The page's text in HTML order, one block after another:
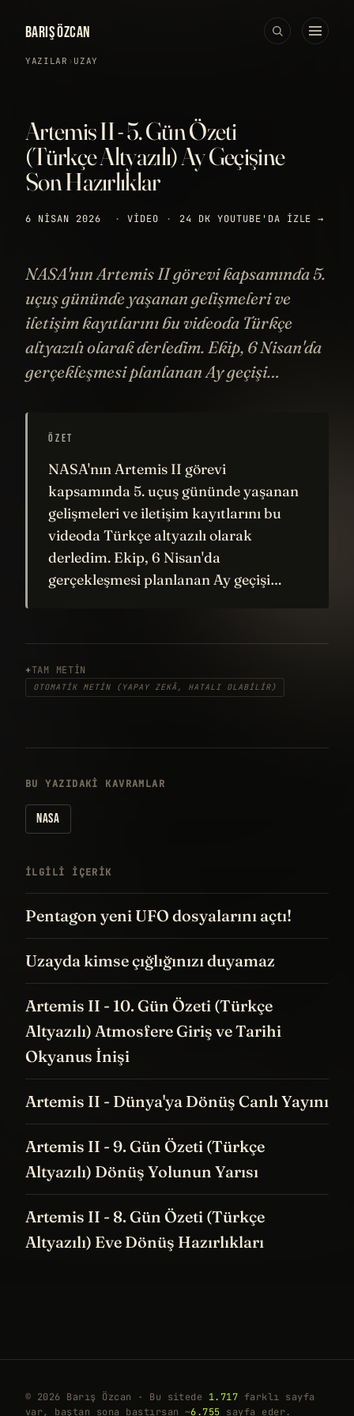
BARIŞ ÖZCAN
YAZILAR › UZAY
Artemis II - 5. Gün Özeti
(Türkçe Altyazılı) Ay Geçişine
Son Hazırlıklar
6 NISAN 2026 · VIDEO · 24 DK YOUTUBE'DA IZLE →
NASA'nın Artemis II görevi kapsamında 5.
uçuş gününde yaşanan gelişmeleri ve
iletişim kayıtlarını bu videoda Türkçe
altyazılı olarak derledim. Ekip, 6 Nisan'da
gerçekleşmesi planlanan Ay geçişi…
ÖZET
NASA'nın Artemis II görevi
kapsamında 5. uçuş gününde yaşanan
gelişmeleri ve iletişim kayıtlarını bu
videoda Türkçe altyazılı olarak
derledim. Ekip, 6 Nisan'da
gerçekleşmesi planlanan Ay geçişi…
TAM METIN
OTOMATIK METIN (YAPAY ZEKÂ, HATALI OLABILIR)
BU YAZIDAKI KAVRAMLAR
NASA
İLGILI IÇERIK
Pentagon yeni UFO dosyalarını açtı!
Uzayda kimse çığlığınızı duyamaz
Artemis II - 10. Gün Özeti (Türkçe
Altyazılı) Atmosfere Giriş ve Tarihi
Okyanus İnişi
Artemis II - Dünya'ya Dönüş Canlı Yayını
Artemis II - 9. Gün Özeti (Türkçe
Altyazılı) Dönüş Yolunun Yarısı
Artemis II - 8. Gün Özeti (Türkçe
Altyazılı) Eve Dönüş Hazırlıkları
© 2026 Barış Özcan · Bu sitede 1.717 farklı sayfa
var, baştan sona bastırsan ~6.755 sayfa eder.